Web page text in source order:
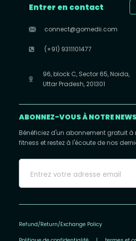
Entrer en contact
connect@gomedii.com
(+91) 9311101477
96, block C, Sector 65, Noida,
Uttar Pradesh, 201301
ABONNEZ-VOUS À NOTRE
Bénéficiez d'un abonnement gratuit à
fitness et restez à l'écoute de nos
Refund/Return/Exchange Policy